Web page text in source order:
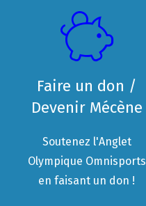
Faire un don /
Devenir Mécène
Soutenez l'Anglet
Olympique Omnisports
en faisant un don !